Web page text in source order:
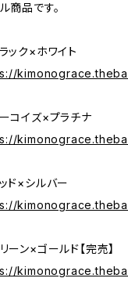
商品です。
ック×ホワイト
コイズ×プラチナ
ド×シルバー
ーン×ゴールド【完売】